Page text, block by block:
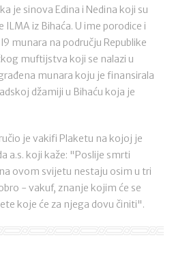
je sinova Edina i Nedina koji su
iz Bihaća. U ime porodice i
munara na području Republike
muftijstva koji se nalazi u
munara koju je finansirala
džamiji u Bihaću koja je
je vakifi Plaketu na kojoj je
a.s. koji kaže: "Poslije smrti
ovom svijetu nestaju osim u tri
- vakuf, znanje kojim će se
koje će za njega dovu činiti".